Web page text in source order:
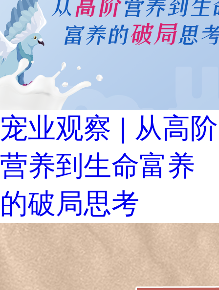
宠业观察 | 从高阶
营养到生命富养
的破局思考